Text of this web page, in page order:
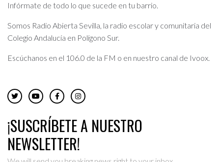
Infórmate de todo lo que sucede en tu barrio.
Somos Radio Abierta Sevilla, la radio escolar y comunitaria del
Colegio Andalucía en Polígono Sur.
Escúchanos en el 106.0 de la FM o en nuestro canal de Ivoox.
¡SUSCRÍBETE A NUESTRO
NEWSLETTER!